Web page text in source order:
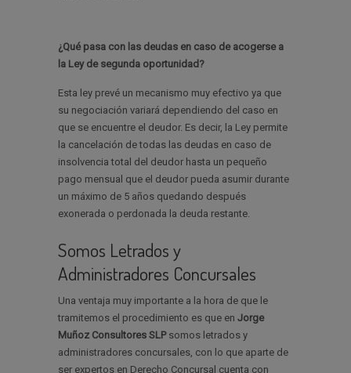
¿Qué pasa con las deudas en caso de acogerse a
la Ley de segunda oportunidad?
Esta ley prevé un mecanismo muy efectivo ya que
su negociación variará dependiendo del caso en
que se encuentre el deudor. Es decir, la Ley permite
la cancelación de todas las deudas en caso de
insolvencia total del deudor hasta un pequeño
pago mensual que el deudor pueda asumir durante
un máximo de 5 años quedando después
exonerada o perdonada la deuda restante.
Somos Letrados y
Administradores Concursales
Una ventaja muy importante a la hora de que le
tramitemos el procedimiento es que en Jorge
Muñoz Consultores SLP somos letrados y
administradores concursales, con lo que aparte de
ser expertos en Derecho Concursal cuenta con